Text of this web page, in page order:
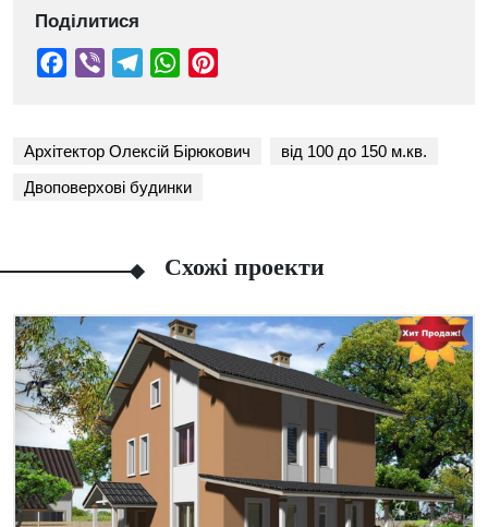
Поділитися
Архітектор Олексій Бірюкович
від 100 до 150 м.кв.
Двоповерхові будинки
Схожі проекти